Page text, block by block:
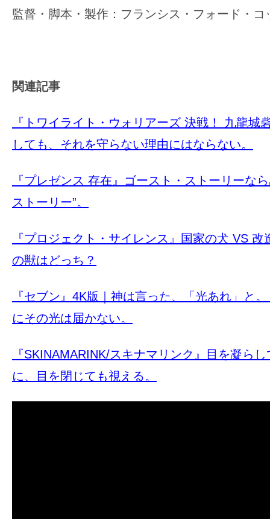
監督・脚本・製作：フランシス・フォード・コ
関連記事
『トワイライト・ウォリアーズ 決戦！ 九龍城
しても、それを守らない理由にはならない。
『プレゼンス 存在』ゴースト・ストーリーな
ストーリー”。
『プロジェクト・サイレンス』国家の犬 VS
の獣はどっち？
『セブン』4K版｜神は言った、「光あれ」と
にその光は届かない。
『SKINAMARINK/スキナマリンク』目を凝ら
に、目を閉じても視える。